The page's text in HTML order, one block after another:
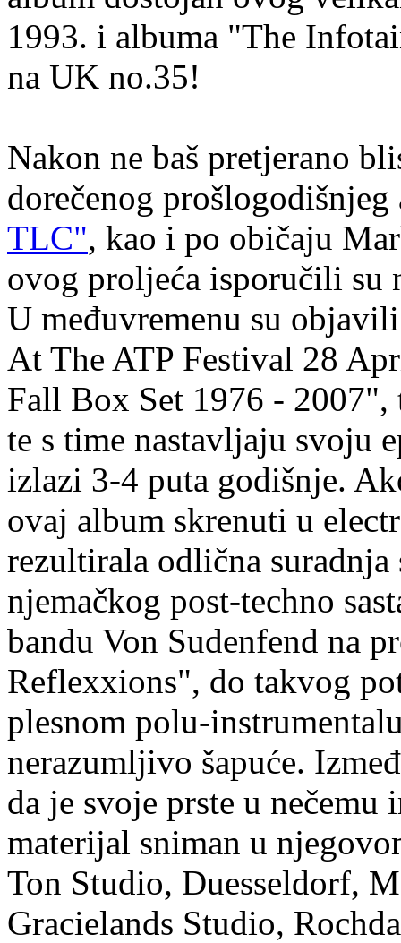
1993. i albuma "The
na UK no.35!
Nakon ne baš pretjerano
dorečenog
TLC", kao i po običaju
ovog proljeća isporučili su
U međuvremenu su
At The ATP Festival 28
Fall Box Set 1976 - 2007",
te s time nastavljaju svoju
izlazi 3-4 puta godišnje.
ovaj album skrenuti u
rezultirala odlična
njemačkog post-techno
bandu Von Sudenfend na
Reflexxions", do takvog
plesnom polu-
nerazumljivo šapuće.
da je svoje prste u
materijal sniman u
Ton Studio, Duesseldorf,
Gracielands Studio,